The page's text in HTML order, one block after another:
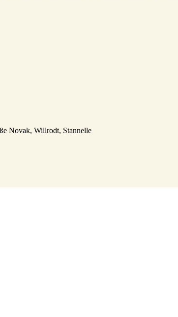
Novak, Willrodt, Stannelle